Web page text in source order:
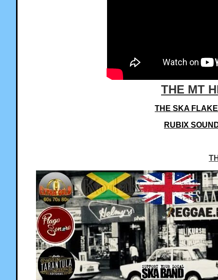
THE MT
THE SKA
RUBIX